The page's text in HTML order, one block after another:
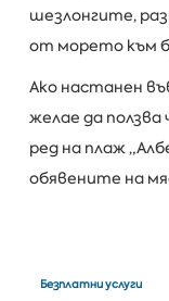
шезлонгите,
от морето към
Ако настанен
желае да ползва
ред на плаж
обявените на
Безплатни услуги